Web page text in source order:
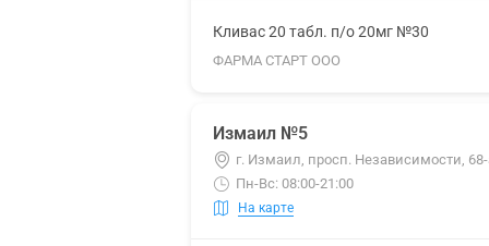
Кливас 20 табл. п/о 20мг №30
ФАРМА СТАРТ ООО
Измаил №5
г. Измаил, просп. Независимости,
Пн-Вс: 08:00-21:00
На карте